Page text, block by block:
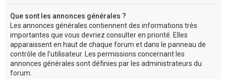
Que sont les annonces générales ?
Les annonces générales contiennent des informations très
importantes que vous devriez consulter en priorité. Elles
apparaissent en haut de chaque forum et dans le panneau de
contrôle de l’utilisateur. Les permissions concernant les
annonces générales sont définies par les administrateurs du
forum.